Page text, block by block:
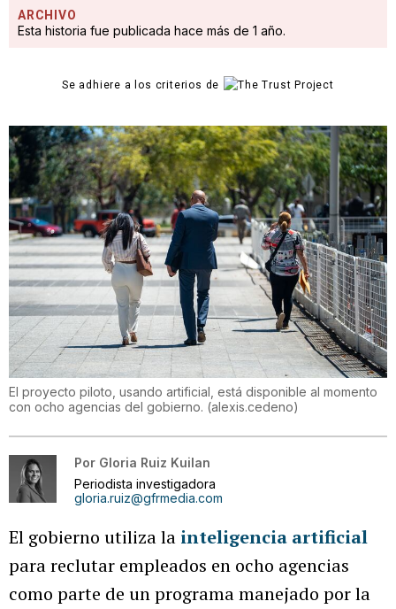
ARCHIVO
Esta historia fue publicada hace más de 1 año.
Se adhiere a los criterios de
El proyecto piloto, usando artificial, está disponible al momento
con ocho agencias del gobierno. (alexis.cedeno)
Por Gloria Ruiz Kuilan
Periodista investigadora
gloria.ruiz@gfrmedia.com
El gobierno utiliza la inteligencia artificial
para reclutar empleados en ocho agencias
como parte de un programa manejado por la